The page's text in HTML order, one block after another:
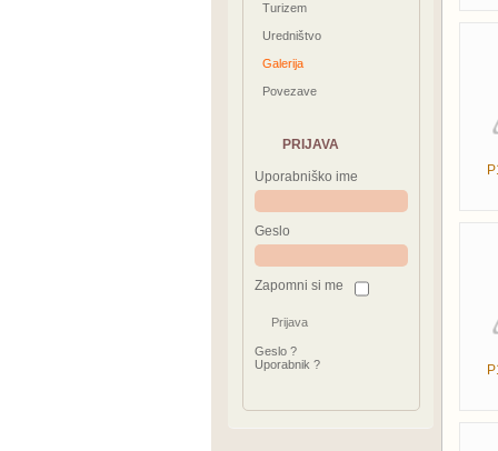
Turizem
Uredništvo
Galerija
Povezave
PRIJAVA
Uporabniško ime
Geslo
Zapomni si me
Geslo ?
Uporabnik ?